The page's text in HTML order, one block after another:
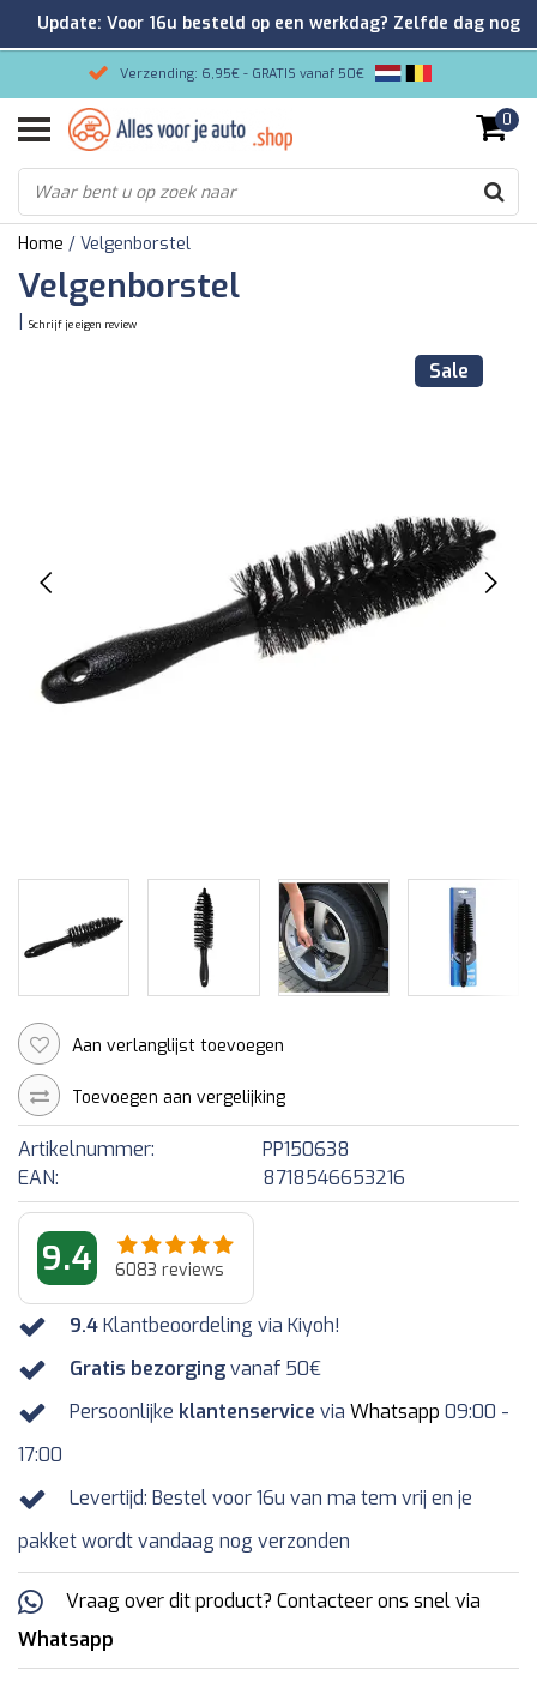
Verzending: 6,95€ - GRATIS vanaf 50€
Gemakkelijk bestellen/Veilig betalen
9.2/10 Klantenrating via Kiyoh!
0
Home / Velgenborstel
Velgenborstel
Schrijf je eigen review
Sale
Aan verlanglijst toevoegen
Toevoegen aan vergelijking
Artikelnummer:
PP150638
EAN:
8718546653216
9.4 6083 reviews
9.4Klantbeoordeling via Kiyoh!
Gratis bezorgingvanaf 50€
Persoonlijke klantenservice via Whatsapp 09:00 -
17:00
Levertijd: Bestel voor 16u van ma tem vrij en je
pakket wordt vandaag nog verzonden
Vraag over dit product? Contacteer ons snel via
Whatsapp
Update: Voor 16u besteld op een werkdag? Zelfde dag nog
verzonden!